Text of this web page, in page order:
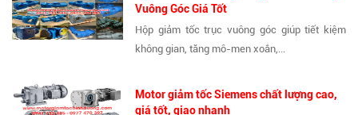
Vuông Góc Giá Tốt
Hộp giảm tốc trục vuông góc giúp tiết kiệm
không gian, tăng mô-men xoắn,...
Motor giảm tốc Siemens chất lượng cao,
giá tốt, giao nhanh